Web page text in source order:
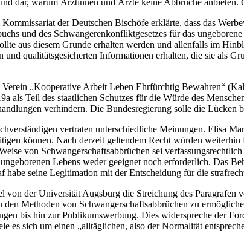
der Deutschen Bischöfe erklärte, dass das
und des Schwangerenkonfliktgesetzes für das
aus diesem Grunde erhalten werden und allenfalls im
qualitätsgesicherten Informationen erhalten, die sie als
„Kooperative Arbeit Leben Ehrfürchtig Bewahren“
als Teil des staatlichen Schutzes für die Würde des
verhindern. Die Bundesregierung solle die
vertraten unterschiedliche Meinungen. Elisa
können. Nach derzeit geltendem Recht würden
von Schwangerschaftsabbrüchen sei
Lebens weder geeignet noch erforderlich. Das
habe seine Legitimation mit der Entscheidung für die
der Universität Augsburg die Streichung des
Methoden von Schwangerschaftsabbrüchen zu
bis hin zur Publikumswerbung. Dies widerspreche der
es sich um einen „alltäglichen, also der Normalität